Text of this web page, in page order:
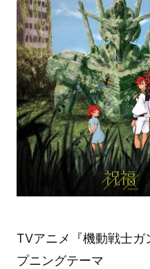
TVアニメ『機動戦士ガ
プニングテーマ